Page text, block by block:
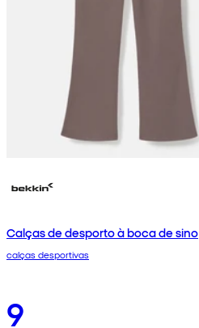
Calças de desporto à boca de sino
calças desportivas
9